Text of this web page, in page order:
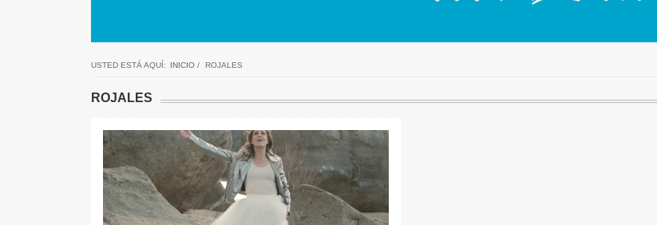
USTED ESTÁ AQUÍ: INICIO/ ROJALES
ROJALES